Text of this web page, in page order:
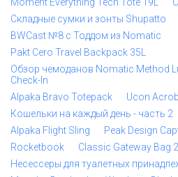
Складные сумки и зонты Shupatto
BWCast №8 с Тоддом из Nomatic
Pakt Cero Travel Backpack 35L
Обзор чемоданов Nomatic Method
Check-In
Alpaka Bravo Totepack
Ucon
Кошельки на каждый день - часть 2
Alpaka Flight Sling
Peak Design
Rocketbook
Classic Gateway Bag
Несессеры для туалетных